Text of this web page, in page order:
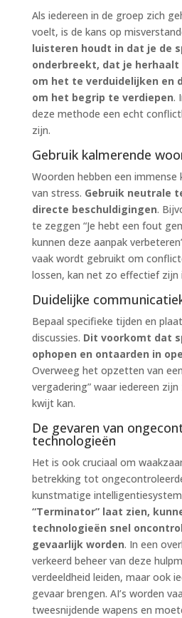
Als iedereen in de groep zich
voelt, is de kans op
luisteren houdt in dat je de
onderbreekt, dat je
om het te verduidelijken en
om het begrip te verdiepen.
deze methode een echt
zijn.
Gebruik kalmerende
Woorden hebben een
van stress. Gebruik neutrale
directe beschuldigingen.
te zeggen “Je hebt een fout
kunnen deze aanpak
vaak wordt gebruikt om
lossen, kan net zo effectief zijn
Duidelijke
Bepaal specifieke tijden en
discussies. Dit voorkomt dat
ophopen en ontaarden in
Overweeg het opzetten van
vergadering” waar iedereen
kwijt kan.
De gevaren van
technologieën
Het is ook cruciaal om
betrekking tot
kunstmatige
“Terminator” laat zien,
technologieën snel
gevaarlijk worden. In een
verkeerd beheer van deze
verdeeldheid leiden, maar ook
gevaar brengen. AI’s worden
tweesnijdende wapens en